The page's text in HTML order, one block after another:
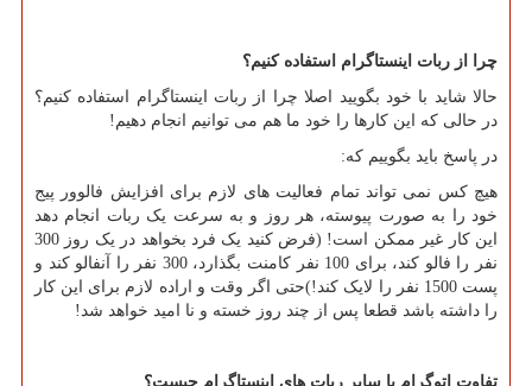
چرا از ربات اینستاگرام استفاده کنیم؟
حالا شاید با خود بگویید اصلا چرا از ربات اینستاگرام استفاده کنیم؟
در حالی که این کارها را خود ما هم می توانیم انجام دهیم!
در پاسخ باید بگوییم که:
هیچ کس نمی تواند تمام فعالیت های لازم برای افزایش فالوور پیج
خود را به صورت پیوسته، هر روز و به سرعت یک ربات انجام دهد
این کار غیر ممکن است! (فرض کنید یک فرد بخواهد در یک روز 300
نفر را فالو کند، برای 100 نفر کامنت بگذارد، 300 نفر را آنفالو کند و
پست 1500 نفر را لایک کند!)حتی اگر وقت و اراده لازم برای این کار
را داشته باشد قطعا پس از چند روز خسته و نا امید خواهد شد!
تفاوت اتوگرام با سایر ربات های اینستاگرام چیست؟